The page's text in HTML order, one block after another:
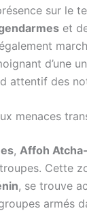
sur le
et
d’une
attentif des
menaces
, Affoh
Cette
, se trouve
armés